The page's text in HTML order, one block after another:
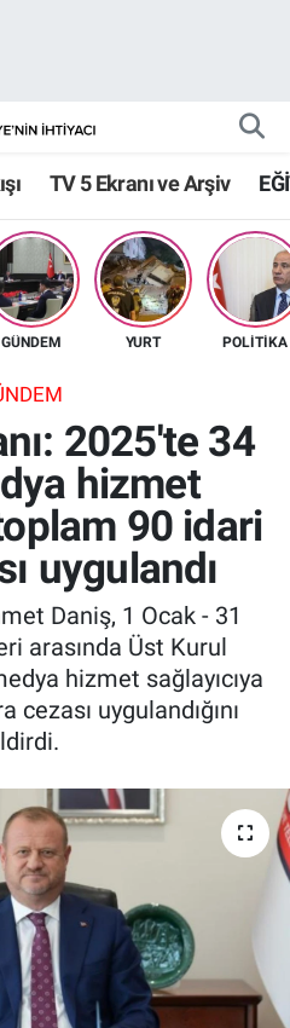
TV 5 Ekranı ve Arşiv
GÜNDEM YURT POLİTİKA
2025'te 34
hizmet
90 idari
uygulandı
Daniş, 1 Ocak - 31
arasında Üst Kurul
hizmet sağlayıcıya
uygulandığını